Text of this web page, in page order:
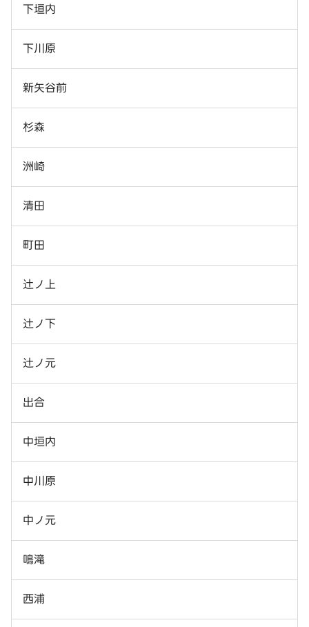
下垣内
下川原
新矢谷前
杉森
洲崎
清田
町田
辻ノ上
辻ノ下
辻ノ元
出合
中垣内
中川原
中ノ元
鳴滝
西浦